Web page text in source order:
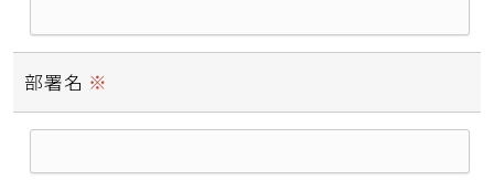
部署名